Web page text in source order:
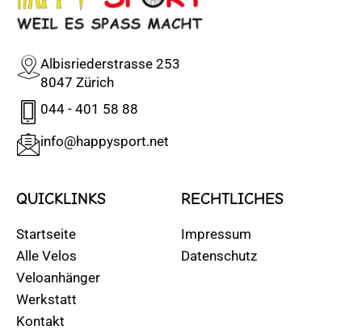
Albisriederstrasse 253
8047 Zürich
044 - 401 58 88
info@happysport.net
QUICKLINKS
Startseite
Alle Velos
Veloanhänger
Werkstatt
Kontakt
RECHTLICHES
Impressum
Datenschutz